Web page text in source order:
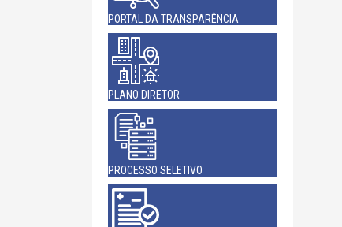
PORTAL DA TRANSPARÊNCIA
PLANO DIRETOR
PROCESSO SELETIVO